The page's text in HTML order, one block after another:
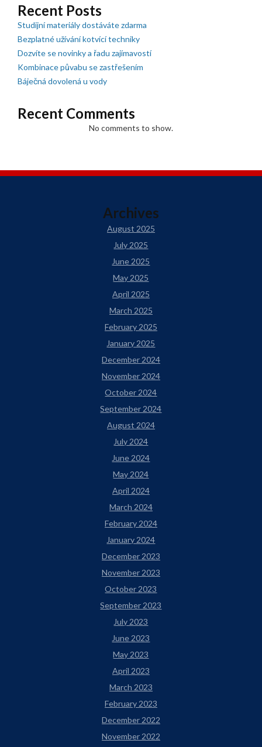
Recent Posts
Studijní materiály dostáváte zdarma
Bezplatné užívání kotvící techniky
Dozvíte se novinky a řadu zajímavostí
Kombinace půvabu se zastřešením
Báječná dovolená u vody
Recent Comments
No comments to show.
Archives
August 2025
July 2025
June 2025
May 2025
April 2025
March 2025
February 2025
January 2025
December 2024
November 2024
October 2024
September 2024
August 2024
July 2024
June 2024
May 2024
April 2024
March 2024
February 2024
January 2024
December 2023
November 2023
October 2023
September 2023
July 2023
June 2023
May 2023
April 2023
March 2023
February 2023
December 2022
November 2022